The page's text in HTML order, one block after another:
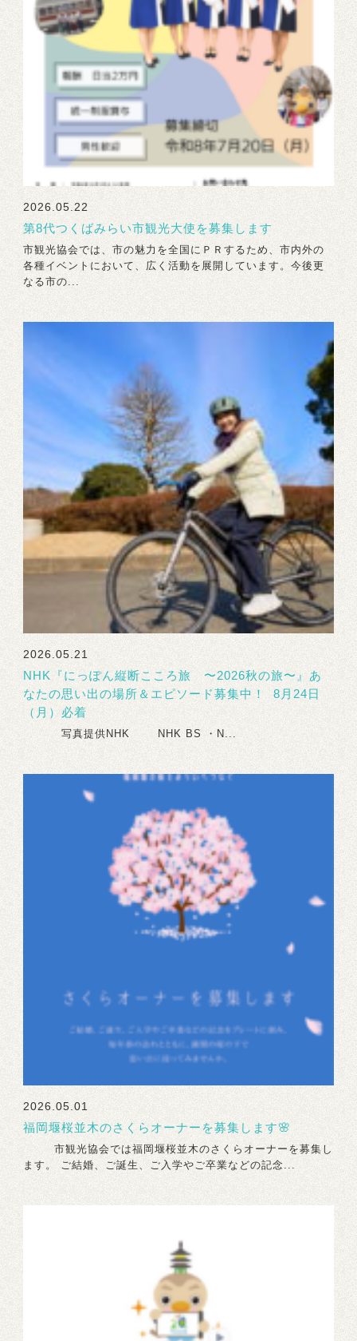
2026.05.22
第8代つくばみらい市観光大使を募集します
市観光協会では、市の魅力を全国にＰＲするため、市内外の
各種イベントにおいて、広く活動を展開しています。今後更
なる市の...
2026.05.21
NHK『にっぽん縦断こころ旅 〜2026秋の旅〜』あ
なたの思い出の場所＆エピソード募集中！ 8月24日
（月）必着
写真提供NHK NHK BS ・N...
2026.05.01
福岡堰桜並木のさくらオーナーを募集します🌸
市観光協会では福岡堰桜並木のさくらオーナーを募集し
ます。 ご結婚、ご誕生、ご入学やご卒業などの記念...